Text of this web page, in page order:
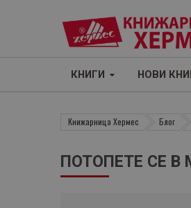
КНИГИ НОВИ
Книжарница Хермес Блог
ПОТОПЕТЕ СЕ